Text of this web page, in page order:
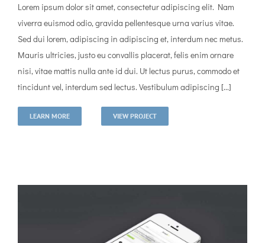
Lorem ipsum dolor sit amet, consectetur adipiscing elit. Nam
viverra euismod odio, gravida pellentesque urna varius vitae.
Sed dui lorem, adipiscing in adipiscing et, interdum nec metus.
Mauris ultricies, justo eu convallis placerat, felis enim ornare
nisi, vitae mattis nulla ante id dui. Ut lectus purus, commodo et
tincidunt vel, interdum sed lectus. Vestibulum adipiscing [...]
LEARN MORE VIEW PROJECT